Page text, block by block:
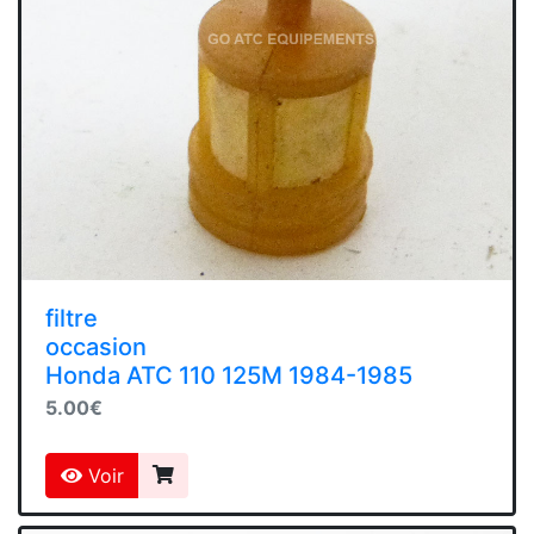
filtre
occasion
Honda ATC 110 125M 1984-1985
5.00€
Voir